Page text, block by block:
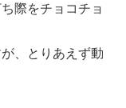
際をチョコチョ
、とりあえず動